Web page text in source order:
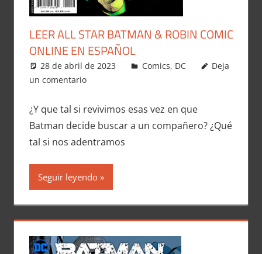
LEER ALL STAR BATMAN & ROBIN COMIC
ONLINE EN ESPAÑOL
28 de abril de 2023 Carlitox Banana
Comics, DC
Deja
un comentario
¿Y que tal si revivimos esas vez en que
Batman decide buscar a un compañero? ¿Qué
tal si nos adentramos
Seguir leyendo